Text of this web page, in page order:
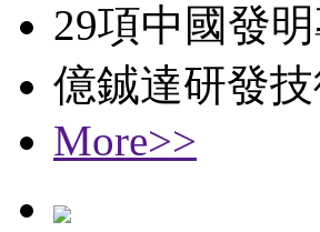
29項中國發明
億鋮達研發
More>>